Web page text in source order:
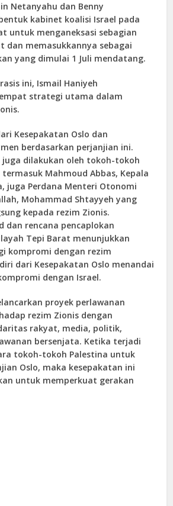
Netanyahu dan Benny
kabinet koalisi Israel pada
untuk menganeksasi sebagian
dan memasukkannya sebagai
yang dimulai 1 Juli mendatang.
ini, Ismail Haniyeh
strategi utama dalam
Kesepakatan Oslo dan
berdasarkan perjanjian ini.
juga dilakukan oleh tokoh-tokoh
Mahmoud Abbas, Kepala
juga Perdana Menteri Otonomi
Mohammad Shtayyeh yang
kepada rezim Zionis.
dan rencana pencaplokan
Tepi Barat menunjukkan
kompromi dengan rezim
dari Kesepakatan Oslo menandai
dengan Israel.
proyek perlawanan
rezim Zionis dengan
rakyat, media, politik,
bersenjata. Ketika terjadi
tokoh-tokoh Palestina untuk
Oslo, maka kesepakatan ini
untuk memperkuat gerakan